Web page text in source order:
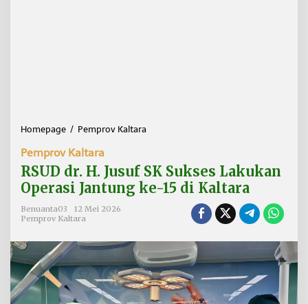
Homepage / Pemprov Kaltara
D
d
r
J
u
s
u
f
Pemprov Kaltara
RSUD dr. H. Jusuf SK Sukses Lakukan
Operasi Jantung ke-15 di Kaltara
Benuanta03
12 Mei 2026
Pemprov Kaltara